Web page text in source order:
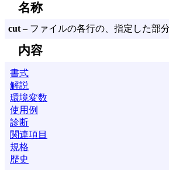
名称
cut – ファイルの各行の、指定した部
内容
書式
解説
環境変数
使用例
診断
関連項目
規格
歴史